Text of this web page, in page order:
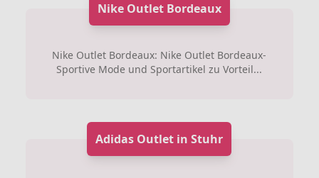
Nike Outlet Bordeaux
Nike Outlet Bordeaux: Nike Outlet Bordeaux-
Sportive Mode und Sportartikel zu Vorteil...
Adidas Outlet in Stuhr